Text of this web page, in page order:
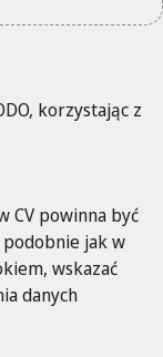
korzystając z
CV powinna być
jak w
wskazać
danych